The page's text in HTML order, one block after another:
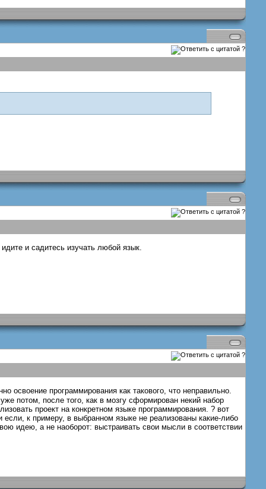
?
?
и садитесь изучать любой язык.
?
освоение программирования как такового, что неправильно.
потом, после того, как в мозгу сформирован некий набор
проект на конкретном языке программирования. ? вот
к примеру, в выбранном языке не реализованы какие-либо
идею, а не наоборот: выстраивать свои мысли в соответствии